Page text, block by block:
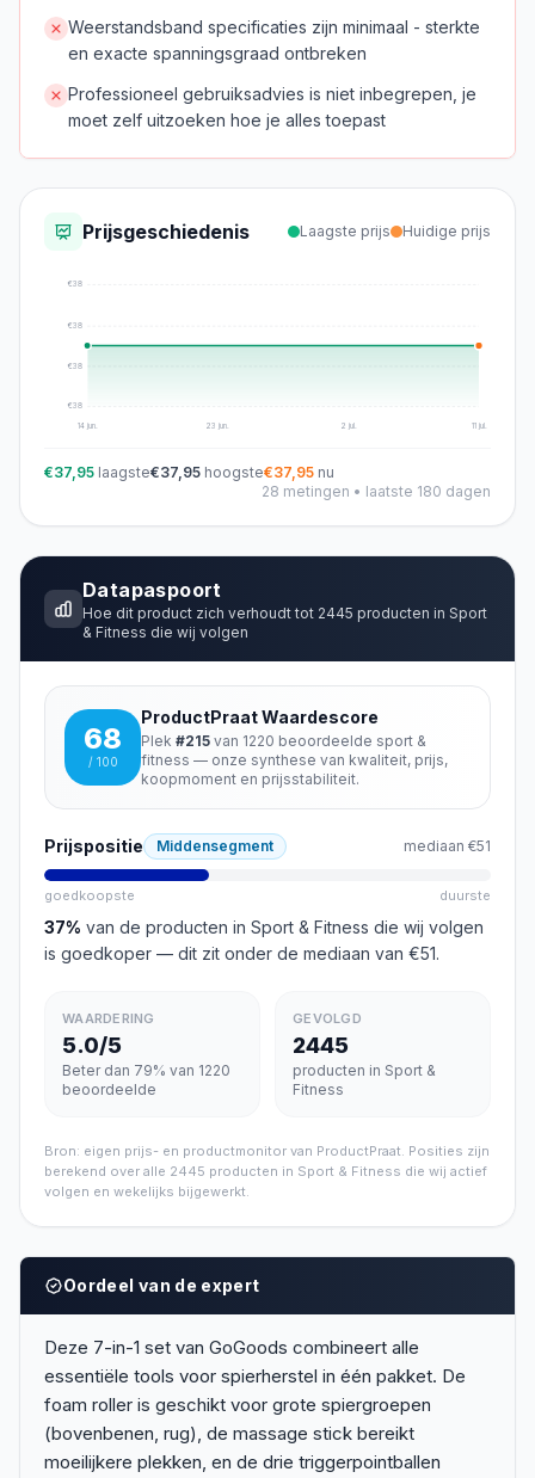
Weerstandsband specificaties zijn minimaal - sterkte
en exacte spanningsgraad ontbreken
Professioneel gebruiksadvies is niet inbegrepen, je
moet zelf uitzoeken hoe je alles toepast
Prijsgeschiedenis Laagste prijs Huidige prijs
€38
€38
€38
€38
14 jun. 23 jun. 2 jul. 11 jul.
€37,95 laagste€37,95 hoogste€37,95 nu
28 metingen • laatste 180 dagen
Datapaspoort
Hoe dit product zich verhoudt tot 2445 producten in Sport
& Fitness die wij volgen
68
/ 100
ProductPraat Waardescore
Plek #215 van 1220 beoordeelde sport &
fitness — onze synthese van kwaliteit, prijs,
koopmoment en prijsstabiliteit.
Prijspositie Middensegment mediaan €51
goedkoopste duurste
37% van de producten in Sport & Fitness die wij volgen
is goedkoper — dit zit onder de mediaan van €51.
WAARDERING
5.0/5
Beter dan 79% van 1220
beoordeelde
GEVOLGD
2445
producten in Sport &
Fitness
Bron: eigen prijs- en productmonitor van ProductPraat. Posities zijn
berekend over alle 2445 producten in Sport & Fitness die wij actief
volgen en wekelijks bijgewerkt.
Oordeel van de expert
Deze 7-in-1 set van GoGoods combineert alle
essentiële tools voor spierherstel in één pakket. De
foam roller is geschikt voor grote spiergroepen
(bovenbenen, rug), de massage stick bereikt
moeilijkere plekken, en de drie triggerpointballen